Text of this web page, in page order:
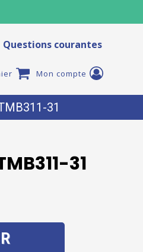
Questions courantes
Mon compte
31
31